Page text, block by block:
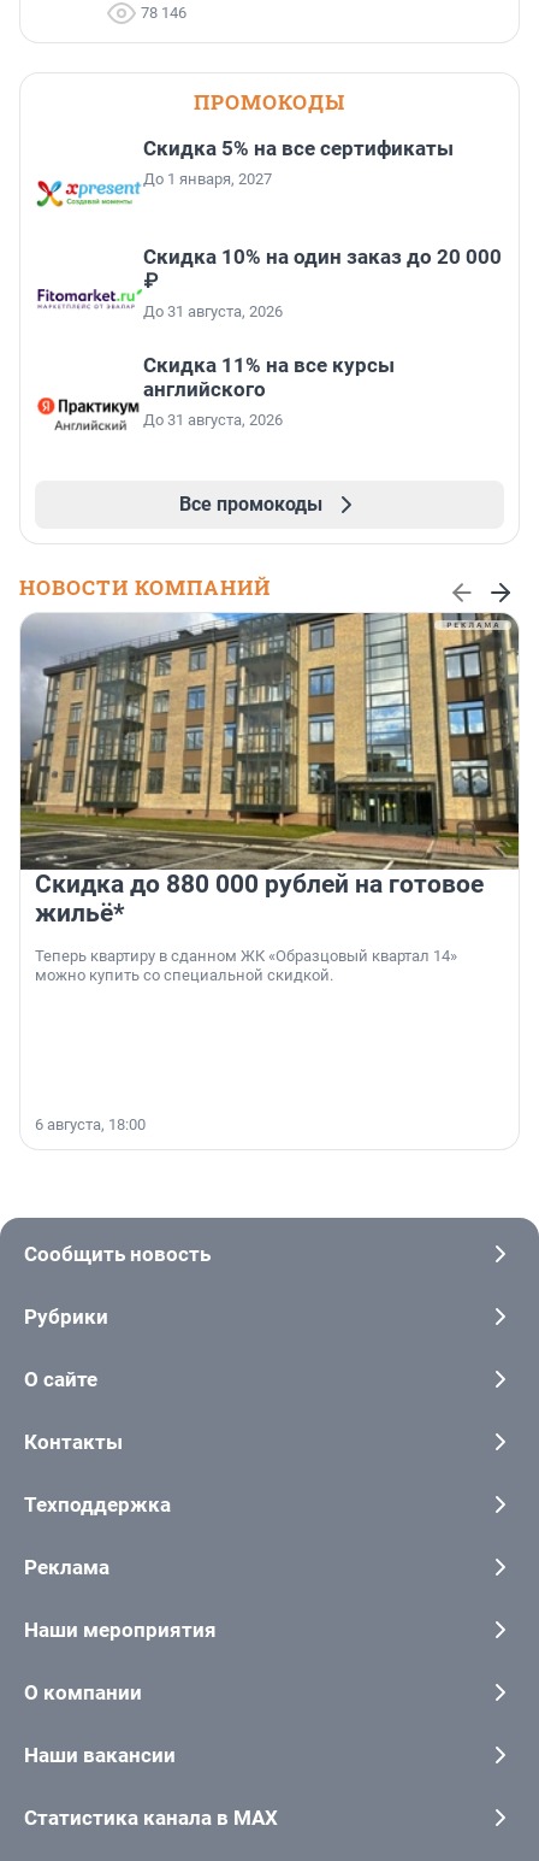
78 146
ПРОМОКОДЫ
Скидка 5% на все сертификаты
До 1 января, 2027
Скидка 10% на один заказ до 20 000
₽
До 31 августа, 2026
Скидка 11% на все курсы
английского
До 31 августа, 2026
Все промокоды
НОВОСТИ КОМПАНИЙ
Скидка до 880 000 рублей на готовое
жильё*
Теперь квартиру в сданном ЖК «Образцовый квартал 14»
можно купить со специальной скидкой.
6 августа, 18:00
Сообщить новость
Рубрики
О сайте
Контакты
Техподдержка
Реклама
Наши мероприятия
О компании
Наши вакансии
Статистика канала в MAX